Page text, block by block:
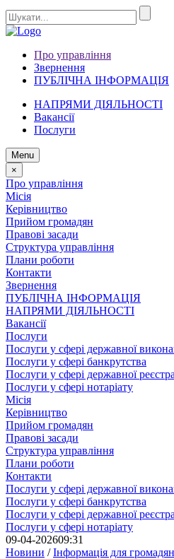
Про управління
Звернення
ПУБЛІЧНА ІНФОРМАЦІЯ
НАПРЯМИ ДІЯЛЬНОСТІ
Вакансії
Послуги
Menu
×
Про управління
Місія
Керівництво
Прийом громадян
Правові засади
Структура управління
Плани роботи
Контакти
Звернення
ПУБЛІЧНА ІНФОРМАЦІЯ
НАПРЯМИ ДІЯЛЬНОСТІ
Вакансії
Послуги
Послуги у сфері державної
Послуги у сфері банкрутства
Послуги у сфері державної
Послуги у сфері нотаріату
Місія
Керівництво
Прийом громадян
Правові засади
Структура управління
Плани роботи
Контакти
Послуги у сфері державної
Послуги у сфері банкрутства
Послуги у сфері державної
Послуги у сфері нотаріату
09-04-202609:31
Новини /Інформація для громадян